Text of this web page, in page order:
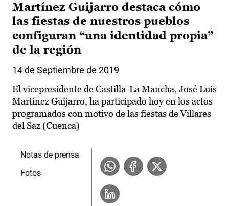
Martínez Guijarro destaca cómo
las fiestas de nuestros pueblos
configuran “una identidad propia”
de la región
14 de Septiembre de 2019
El vicepresidente de Castilla-La Mancha, José Luis
Martínez Guijarro, ha participado hoy en los actos
programados con motivo de las fiestas de Villares
del Saz (Cuenca)
Notas de prensa
Fotos